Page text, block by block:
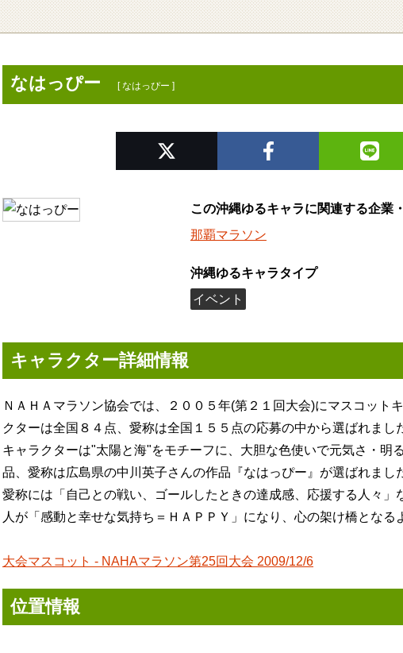
なはっぴー [ なはっぴー ]
この沖縄ゆるキャラに関連する企業
那覇マラソン
沖縄ゆるキャラタイプ
イベント
キャラクター詳細情報
ＮＡＨＡマラソン協会では、２００５年(第２１回大会)にマスコット
クターは全国８４点、愛称は全国１５５点の応募の中から選ばれまし
キャラクターは"太陽と海"をモチーフに、大胆な色使いで元気さ・明
品、愛称は広島県の中川英子さんの作品『なはっぴー』が選ばれまし
愛称には「自己との戦い、ゴールしたときの達成感、応援する人々
人が「感動と幸せな気持ち＝ＨＡＰＰＹ」になり、心の架け橋となる
大会マスコット - NAHAマラソン第25回大会 2009/12/6
位置情報